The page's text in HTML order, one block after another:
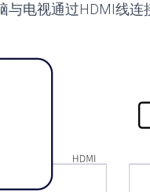
与电视通过HDMI线